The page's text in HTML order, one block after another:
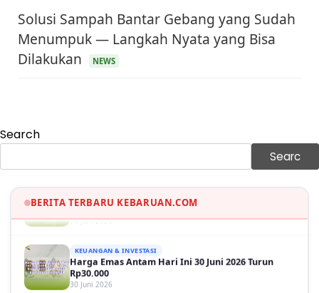
Solusi Sampah Bantar Gebang yang Sudah
Menumpuk — Langkah Nyata yang Bisa
Dilakukan
NEWS
Search
Searc
BERITA TERBARU KEBARUAN.COM
KEUANGAN & INVESTASI
Harga Minyak Dunia Hari Ini Naik, WTI dan Brent
Sama-sama Menguat
30 Juni 2026
Hasil Brasil vs Jepang 2-1: Comeback Dramatis, Gol
Rp30.000
30 Juni 2026
KESEHATAN